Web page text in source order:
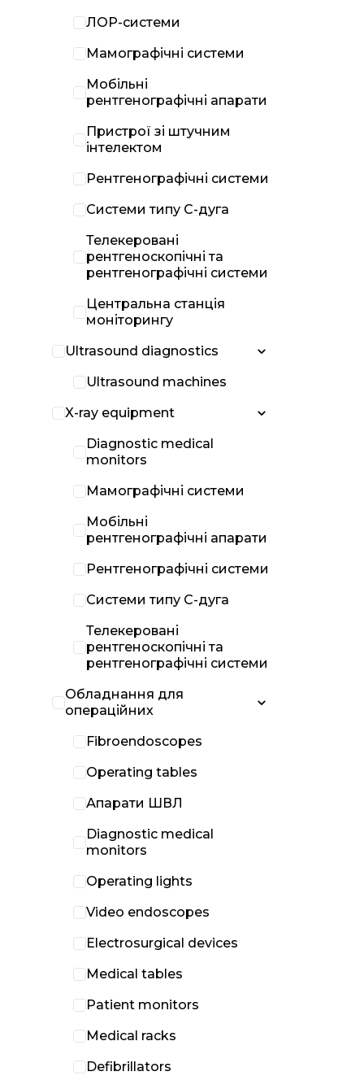
ЛОР-системи
Мамографічні системи
Мобільні
рентгенографічні апарати
Пристрої зі штучним
інтелектом
Рентгенографічні системи
Системи типу С-дуга
Телекеровані
рентгеноскопічні та
рентгенографічні системи
Центральна станція
моніторингу
Ultrasound diagnostics
Ultrasound machines
X-ray equipment
Diagnostic medical
monitors
Мамографічні системи
Мобільні
рентгенографічні апарати
Рентгенографічні системи
Системи типу С-дуга
Телекеровані
рентгеноскопічні та
рентгенографічні системи
Обладнання для
операційних
Fibroendoscopes
Operating tables
Апарати ШВЛ
Diagnostic medical
monitors
Operating lights
Video endoscopes
Electrosurgical devices
Medical tables
Patient monitors
Medical racks
Defibrillators